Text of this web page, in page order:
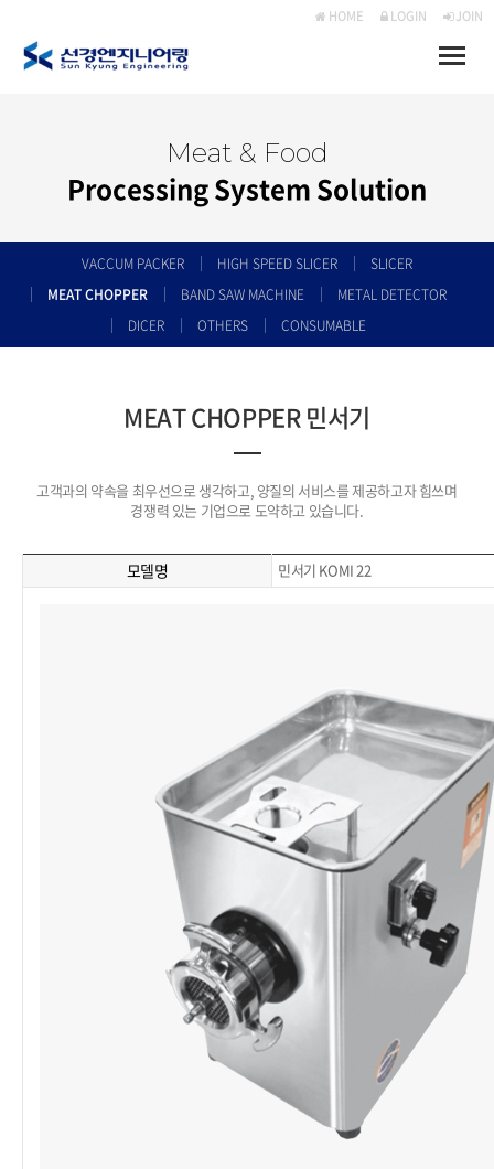
HOME LOGIN JOIN
Toggle
Meat & Food
Processing System Solution
VACCUM PACKER HIGH SPEED SLICER
SLICER
MEAT CHOPPER
BAND SAW MACHINE
METAL DETECTOR
DICER
OTHERS CONSUMABLE
MEAT CHOPPER 민서기
고객과의 약속을 최우선으로 생각하고, 양질의 서비스를 제공하고자 힘쓰며
경쟁력 있는 기업으로 도약하고 있습니다.
모델명 민서기 KOMI 22